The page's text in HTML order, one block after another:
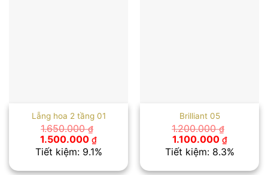
Lẵng hoa 2 tầng 01
1.650.000₫
Giá
gốc
là:
1.500.000 ₫Giá
hiện
tại
Tiết kiệm: 9.1%
Brilliant 05
1.200.000₫
Giá
gốc
là:
1.100.000 ₫Giá
hiện
tại
Tiết kiệm: 8.3%